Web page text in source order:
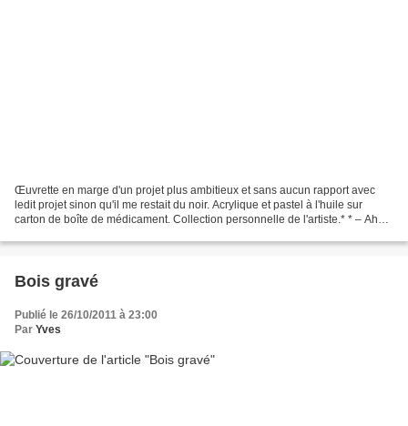
Œuvrette en marge d'un projet plus ambitieux et sans aucun rapport avec
ledit projet sinon qu'il me restait du noir. Acrylique et pastel à l'huile sur
carton de boîte de médicament. Collection personnelle de l'artiste.* * – Ah
Bois gravé
Publié le 26/10/2011 à 23:00
Par Yves